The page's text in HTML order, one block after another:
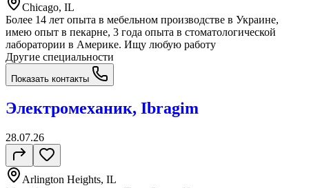
Chicago, IL
Более 14 лет опыта в мебельном производстве в Украине,
имею опыт в пекарне, 3 года опыта в стоматологической
лаборатории в Америке. Ищу любую работу
Другие специальности
Показать контакты
Электромеханик, Ibragim
28.07.26
Arlington Heights, IL